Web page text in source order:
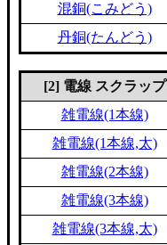
混銅(こみどう)
丹銅(たんどう)
[2] 電線 スクラップ
雑電線(1本線)
雑電線(1本線,太)
雑電線(2本線)
雑電線(3本線)
雑電線(3本線,太)